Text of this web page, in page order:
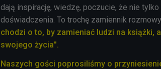
dają inspirację, wiedzę, poczucie, że nie
doświadczenia. To trochę zamiennik
chodzi o to, by zamieniać ludzi na książki,
swojego życia".
Naszych gości poprosiliśmy o